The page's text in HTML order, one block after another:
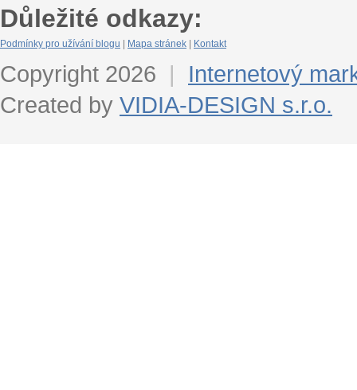
Důležité odkazy:
Podmínky pro užívání blogu Mapa stránek Kontakt
Copyright 2026 |
Internetový
Created by VIDIA-DESIGN s.r.o.